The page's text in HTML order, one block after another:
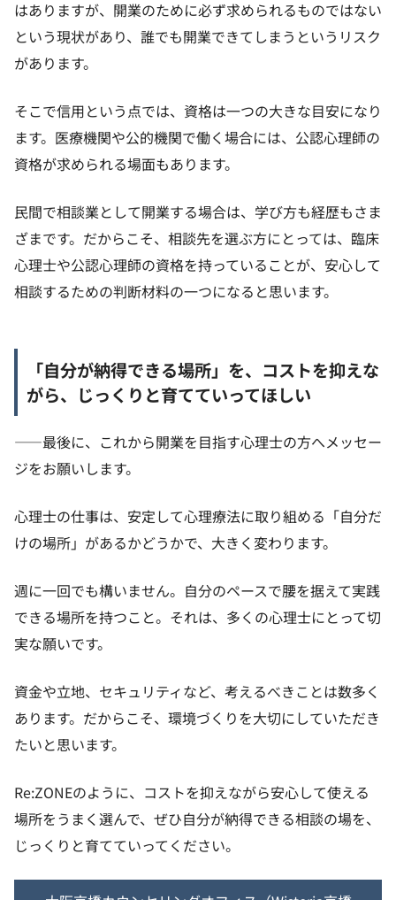
はありますが、開業のために必ず求められるものではない
という現状があり、誰でも開業できてしまうというリスク
があります。
そこで信用という点では、資格は一つの大きな目安になり
ます。医療機関や公的機関で働く場合には、公認心理師の
資格が求められる場面もあります。
民間で相談業として開業する場合は、学び方も経歴もさま
ざまです。だからこそ、相談先を選ぶ方にとっては、臨床
心理士や公認心理師の資格を持っていることが、安心して
相談するための判断材料の一つになると思います。
「自分が納得できる場所」を、コストを抑えな
がら、じっくりと育てていってほしい
——最後に、これから開業を目指す心理士の方へメッセー
ジをお願いします。
心理士の仕事は、安定して心理療法に取り組める「自分だ
けの場所」があるかどうかで、大きく変わります。
週に一回でも構いません。自分のペースで腰を据えて実践
できる場所を持つこと。それは、多くの心理士にとって切
実な願いです。
資金や立地、セキュリティなど、考えるべきことは数多く
あります。だからこそ、環境づくりを大切にしていただき
たいと思います。
Re:ZONEのように、コストを抑えながら安心して使える
場所をうまく選んで、ぜひ自分が納得できる相談の場を、
じっくりと育てていってください。